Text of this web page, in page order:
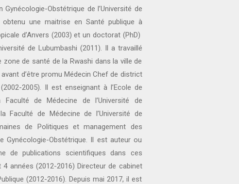
Obstétrique de l’Université de
une maitrise en Santé publique à
d’Anvers (2003) et un doctorat (PhD)
de Lubumbashi (2011). Il a travaillé
de santé de la Rwashi dans la ville de
d’être promu Médecin Chef de district
2005). Il est enseignant à l’Ecole de
de Médecine de l’Université de
Faculté de Médecine de l’Université de
de Politiques et management des
Gynécologie-Obstétrique. Il est auteur ou
de publications scientifiques dans ces
années (2012-2016) Directeur de cabinet
(2012-2016). Depuis mai 2017, il est